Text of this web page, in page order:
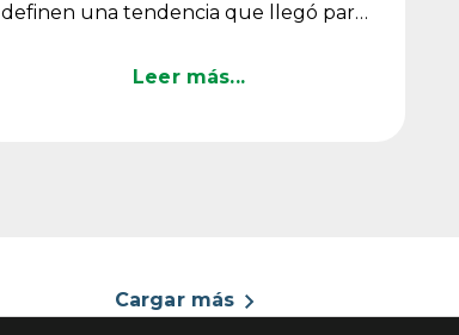
definen una tendencia que llegó para
Leer más...
Cargar más